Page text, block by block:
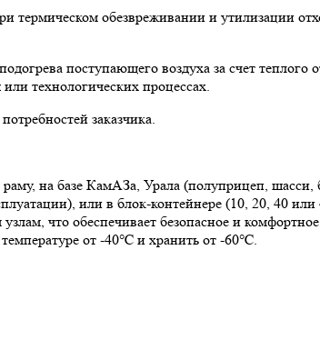
термическом обезвреживании и
поступающего воздуха за счет теплого
технологических процессах.
заказчика.
на базе КамАЗа, Урала (полуприцеп, шасси,
или в блок-контейнере (10, 20, 40
что обеспечивает безопасное и
от -40℃ и хранить от -60℃.